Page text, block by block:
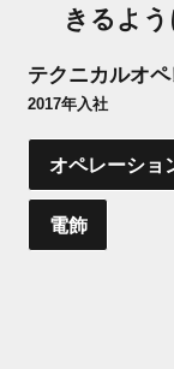
きるよう
テクニカルオ
2017年入社
オペレーショ
電飾